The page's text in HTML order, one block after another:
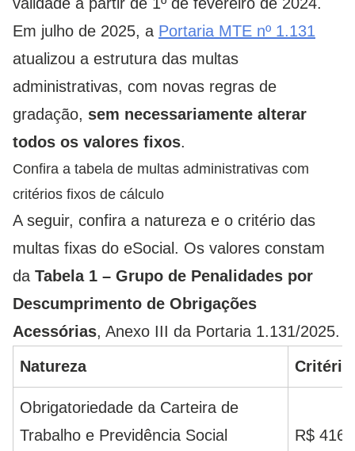
Em julho de 2025, a Portaria MTE nº 1.131
atualizou a estrutura das multas
administrativas, com novas regras de
gradação, sem necessariamente alterar
todos os valores fixos.
Confira a tabela de multas administrativas com
critérios fixos de cálculo
A seguir, confira a natureza e o critério das
multas fixas do eSocial. Os valores constam
da Tabela 1 – Grupo de Penalidades por
Descumprimento de Obrigações
Acessórias, Anexo III da Portaria 1.131/2025.
Natureza
Critério
Obrigatoriedade da Carteira de
Trabalho e Previdência Social
R$